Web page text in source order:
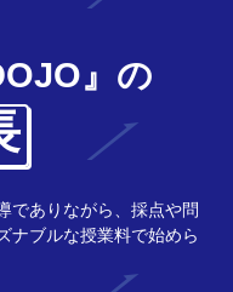
』の
でありながら、採点や問
ナブルな授業料で始めら